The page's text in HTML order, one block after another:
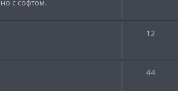
с софтом.
12
44